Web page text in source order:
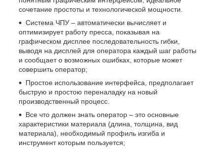
сочетание простоты и технологической мощности.
Система ЧПУ – автоматически вычисляет и
оптимизирует работу пресса, показывая на
графическом дисплее последовательность гибки,
выводя на дисплей для оператора каждый шаг работы
и сообщает о возможных ошибках, которые может
совершить оператор;
Простое использование интерфейса, предполагает
быструю и простою переналадку на новый
производственный процесс.
Все что должен знать оператор – это основные
характеристики материала (длина, толщина, вид
материала), необходимый профиль изгиба и
инструмент которым пользуется;